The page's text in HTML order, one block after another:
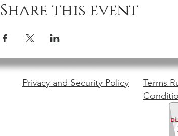
Share this event
Privacy and Security Policy
Terms